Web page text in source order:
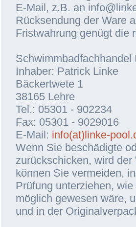
E-Mail, z.B. an
Rücksendung der Ware
Fristwahrung genügt die
Schwimmbadfachhandel
Inhaber: Patrick Linke
Bäckertwete 1
38165 Lehre
Tel.: 05301 - 902234
Fax: 05301 - 9029016
E-Mail: info(at)linke-
Wenn Sie beschädigte
zurückschicken, wird
können Sie vermeiden,
Prüfung unterziehen,
möglich gewesen wäre,
und in der